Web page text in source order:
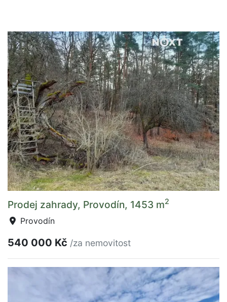
Prodej zahrady, Provodín, 1453 m2
Provodín
540 000 Kč /za nemovitost